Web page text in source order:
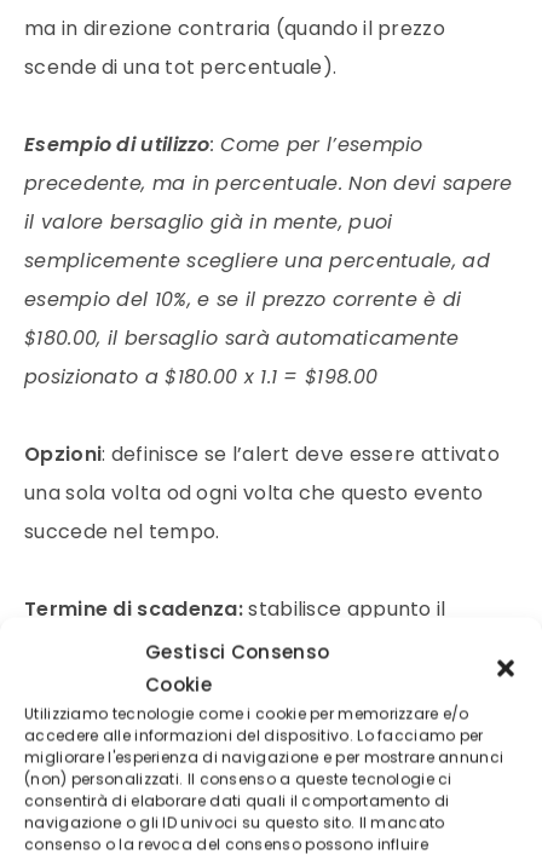
Gestisci Consenso
Cookie
Utilizziamo tecnologie come i cookie per memorizzare e/o
accedere alle informazioni del dispositivo. Lo facciamo per
migliorare l'esperienza di navigazione e per mostrare annunci
(non) personalizzati. Il consenso a queste tecnologie ci
consentirà di elaborare dati quali il comportamento di
navigazione o gli ID univoci su questo sito. Il mancato
consenso o la revoca del consenso possono influire
ma in direzione contraria (quando il prezzo
scende di una tot percentuale).
Esempio di utilizzo: Come per l’esempio
precedente, ma in percentuale. Non devi sapere
il valore bersaglio già in mente, puoi
semplicemente scegliere una percentuale, ad
esempio del 10%, e se il prezzo corrente è di
$180.00, il bersaglio sarà automaticamente
posizionato a $180.00 x 1.1 = $198.00
Opzioni: definisce se l’alert deve essere attivato
una sola volta od ogni volta che questo evento
succede nel tempo.
Termine di scadenza:stabilisce appunto il
termine del funzionamento dell’alert.
Azioni alert: è possibile selezionare il tipo di
feedback con cui essere avvisati, che sia un
semplice pop up, un suono, una email o un SMS
(laddove disponibile).